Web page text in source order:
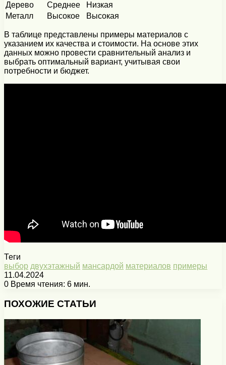
Дерево Среднее
Низкая
Металл
Высокое Высокая
В таблице представлены примеры материалов с
указанием их качества и стоимости. На основе этих
данных можно провести сравнительный анализ и
выбрать оптимальный вариант, учитывая свои
потребности и бюджет.
Теги
выбор двухэтажный мансардой материалов примеры
11.04.2024
0 Время чтения: 6 мин.
ПОХОЖИЕ СТАТЬИ